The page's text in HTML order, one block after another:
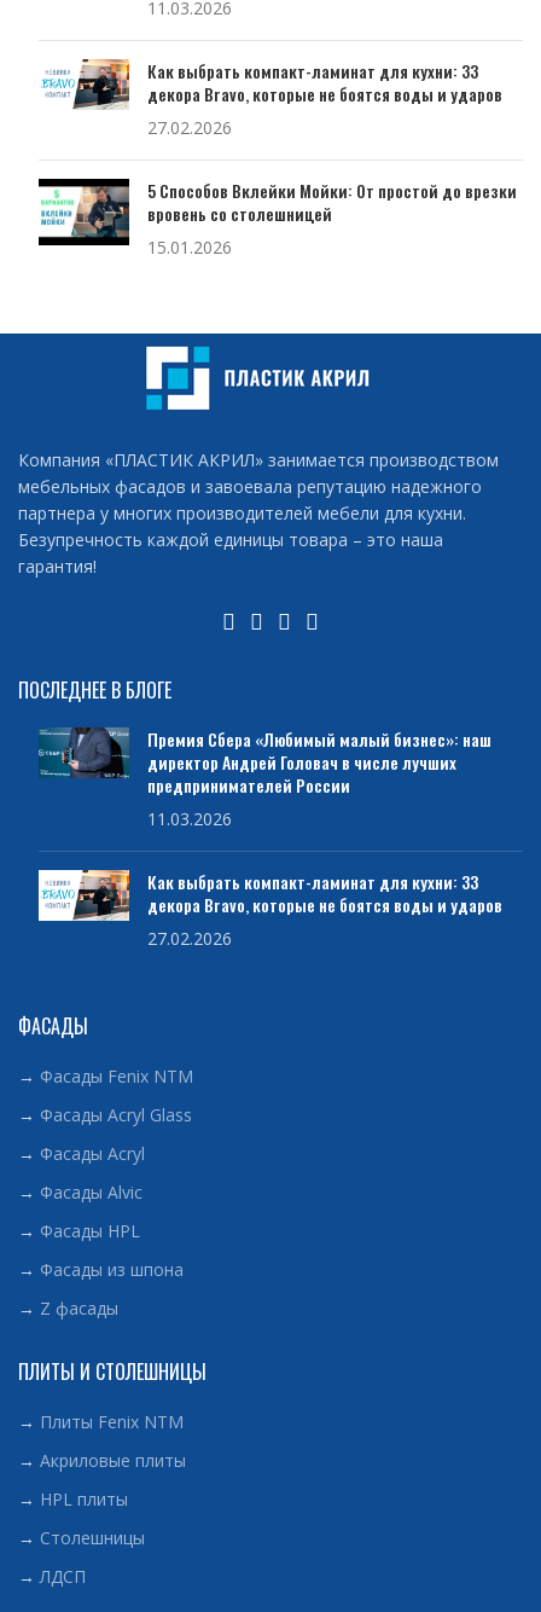
11.03.2026
Как выбрать компакт-ламинат для кухни: 33
декора Bravo, которые не боятся воды и ударов
27.02.2026
5 Способов Вклейки Мойки: От простой до врезки
вровень со столешницей
15.01.2026
Компания «ПЛАСТИК АКРИЛ» занимается производством
мебельных фасадов и завоевала репутацию надежного
партнера у многих производителей мебели для кухни.
Безупречность каждой единицы товара – это наша
гарантия!
ПОСЛЕДНЕЕ В БЛОГЕ
Премия Сбера «Любимый малый бизнес»: наш
директор Андрей Головач в числе лучших
предпринимателей России
11.03.2026
Как выбрать компакт-ламинат для кухни: 33
декора Bravo, которые не боятся воды и ударов
27.02.2026
ФАСАДЫ
→ Фасады Fenix NTM
→ Фасады Acryl Glass
→ Фасады Acryl
→ Фасады Alvic
→ Фасады HPL
→ Фасады из шпона
→ Z фасады
ПЛИТЫ И СТОЛЕШНИЦЫ
→ Плиты Fenix NTM
→ Акриловые плиты
→ HPL плиты
→ Столешницы
→ЛДСП